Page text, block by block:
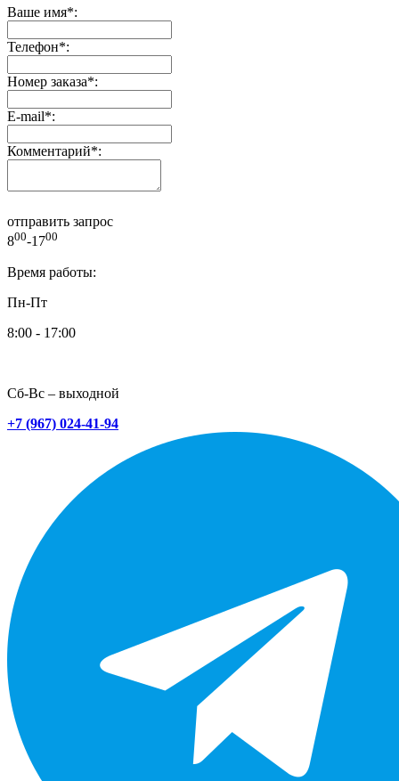
Ваше имя*:
Телефон*:
Номер заказа*:
E-mail*:
Комментарий*:
отправить запрос
800-1700
Время работы:
Пн-Пт
8:00 - 17:00
Сб-Вс – выходной
+7 (967) 024-41-94